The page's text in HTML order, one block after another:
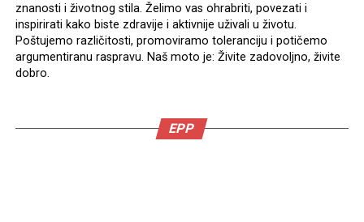
znanosti i životnog stila. Želimo vas ohrabriti, povezati i
inspirirati kako biste zdravije i aktivnije uživali u životu.
Poštujemo različitosti, promoviramo toleranciju i potičemo
argumentiranu raspravu. Naš moto je: Živite zadovoljno, živite
dobro.
EPP